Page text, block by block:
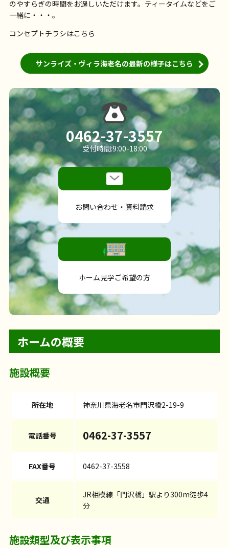
のやすらぎの時間をお過しいただけます。ティータイムなどをご
一緒に・・・。
コンセプトチラシはこちら
サンライズ・ヴィラ海老名の最新の様子はこちら
0462-37-3557
受付時間:9:00-18:00
お問い合わせ・資料請求
ホーム見学ご希望の方
ホームの概要
施設概要
所在地 神奈川県海老名市門沢橋2-19-9
電話番号 0462-37-3557
FAX番号 0462-37-3558
交通
JR相模線「門沢橋」駅より300m徒歩4
分
施設類型及び表示事項